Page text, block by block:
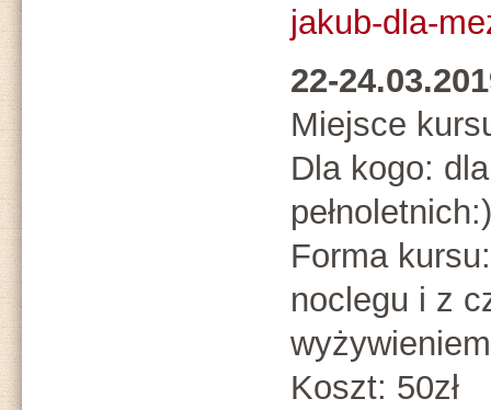
jakub-dla-
22-
Miejsce
Dla kogo:
pełnoletnich:)
Forma
noclegu i z
wyżywieniem
Koszt: 50zł